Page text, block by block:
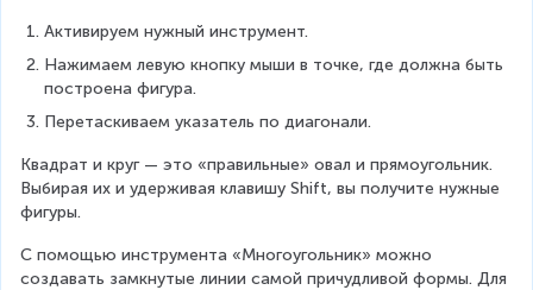
Активируем нужный инструмент.
Нажимаем левую кнопку мыши в точке, где должна быть
построена фигура.
Перетаскиваем указатель по диагонали.
Квадрат и круг — это «правильные» овал и прямоугольник.
Выбирая их и удерживая клавишу Shift, вы получите нужные
фигуры.
С помощью инструмента «Многоугольник» можно
создавать замкнутые линии самой причудливой формы. Для